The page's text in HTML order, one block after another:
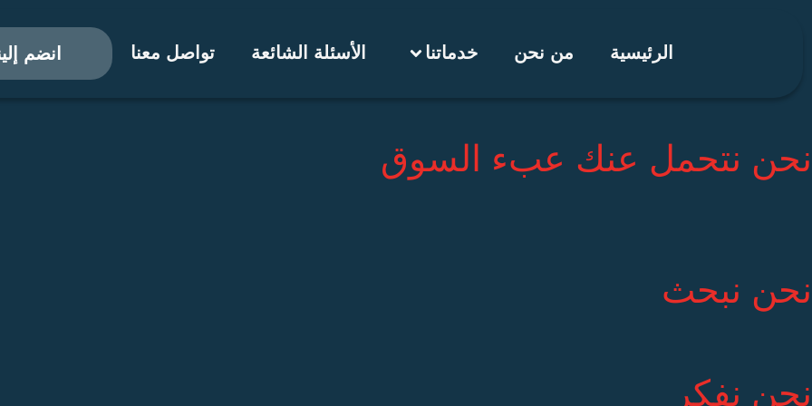
الرئيسية من نحن خدماتنا الأسئلة الشائعة تواصل معنا انضم
نحن نتحمل عنك عبء السوق
نحن نبحث
نحن نفكر